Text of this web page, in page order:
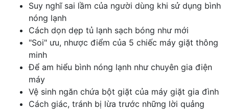
Suy nghĩ sai lầm của người dùng khi sử dụng bình
nóng lạnh
Cách dọn dẹp tủ lạnh sạch bóng như mới
"Soi" ưu, nhược điểm của 5 chiếc máy giặt thông
minh
Để am hiểu bình nóng lạnh như chuyên gia điện
máy
Vệ sinh ngăn chứa bột giặt của máy giặt gia đình
Cách giác, tránh bị lừa trước những lời quảng